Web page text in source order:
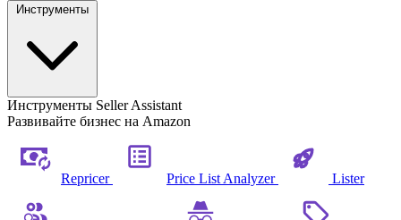
Инструменты Seller Assistant
Развивайте бизнес на Amazon
Repricer Price List Analyzer Lister